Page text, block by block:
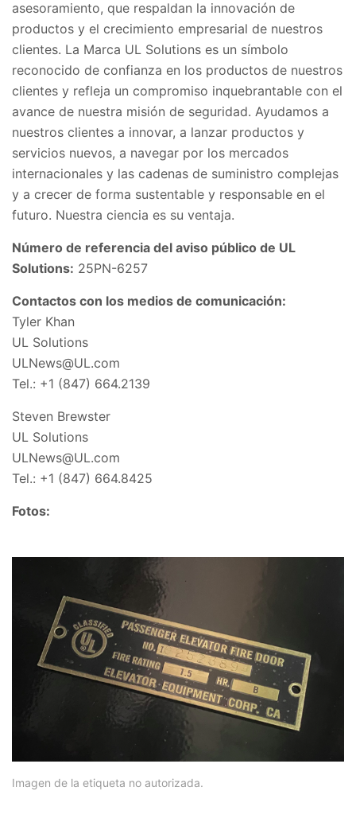
asesoramiento, que respaldan la innovación de
productos y el crecimiento empresarial de nuestros
clientes. La Marca UL Solutions es un símbolo
reconocido de confianza en los productos de nuestros
clientes y refleja un compromiso inquebrantable con el
avance de nuestra misión de seguridad. Ayudamos a
nuestros clientes a innovar, a lanzar productos y
servicios nuevos, a navegar por los mercados
internacionales y las cadenas de suministro complejas
y a crecer de forma sustentable y responsable en el
futuro. Nuestra ciencia es su ventaja.
Número de referencia del aviso público de UL
Solutions: 25PN-6257
Contactos con los medios de comunicación:
Tyler Khan
UL Solutions
ULNews@UL.com
Tel.: +1 (847) 664.2139
Steven Brewster
UL Solutions
ULNews@UL.com
Tel.: +1 (847) 664.8425
Fotos:
Imagen de la etiqueta no autorizada.